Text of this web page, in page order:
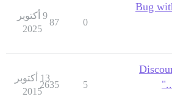
Bug
0
87
9 أكتوبر
2025
5
2635
13 أكتوبر
2015